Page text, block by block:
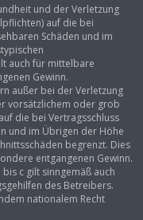
und der Verletzung
auf die bei
Schäden und im
auch für mittelbare
Gewinn.
außer bei der Verletzung
vorsätzlichem oder grob
die bei Vertragsschluss
und im Übrigen der Höhe
begrenzt. Dies
entgangenen Gewinn.
c gilt sinngemäß auch
des Betreibers.
nationalem Recht